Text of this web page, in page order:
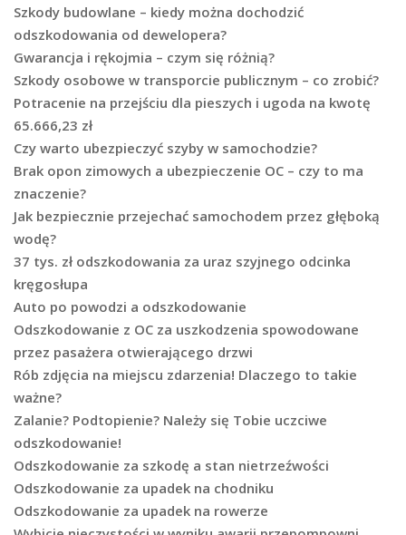
Szkody budowlane – kiedy można dochodzić
odszkodowania od dewelopera?
Gwarancja i rękojmia – czym się różnią?
Szkody osobowe w transporcie publicznym – co zrobić?
Potracenie na przejściu dla pieszych i ugoda na kwotę
65.666,23 zł
Czy warto ubezpieczyć szyby w samochodzie?
Brak opon zimowych a ubezpieczenie OC – czy to ma
znaczenie?
Jak bezpiecznie przejechać samochodem przez głęboką
wodę?
37 tys. zł odszkodowania za uraz szyjnego odcinka
kręgosłupa
Auto po powodzi a odszkodowanie
Odszkodowanie z OC za uszkodzenia spowodowane
przez pasażera otwierającego drzwi
Rób zdjęcia na miejscu zdarzenia! Dlaczego to takie
ważne?
Zalanie? Podtopienie? Należy się Tobie uczciwe
odszkodowanie!
Odszkodowanie za szkodę a stan nietrzeźwości
Odszkodowanie za upadek na chodniku
Odszkodowanie za upadek na rowerze